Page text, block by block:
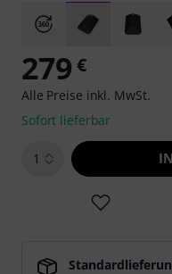
279 €
Alle Preise inkl. MwSt.
Sofort lieferbar
1